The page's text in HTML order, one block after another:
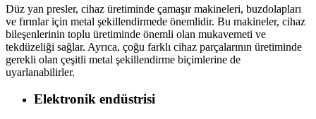
Düz yan presler, cihaz üretiminde çamaşır makineleri, buzdolapları
ve fırınlar için metal şekillendirmede önemlidir. Bu makineler, cihaz
bileşenlerinin toplu üretiminde önemli olan mukavemeti ve
tekdüzeliği sağlar. Ayrıca, çoğu farklı cihaz parçalarının üretiminde
gerekli olan çeşitli metal şekillendirme biçimlerine de
uyarlanabilirler.
Elektronik endüstrisi